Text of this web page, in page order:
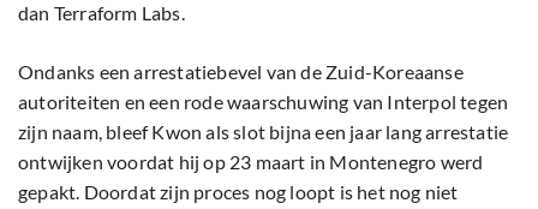
dan Terraform Labs.
Ondanks een arrestatiebevel van de Zuid-Koreaanse
autoriteiten en een rode waarschuwing van Interpol tegen
zijn naam, bleef Kwon als slot bijna een jaar lang arrestatie
ontwijken voordat hij op 23 maart in Montenegro werd
gepakt. Doordat zijn proces nog loopt is het nog niet